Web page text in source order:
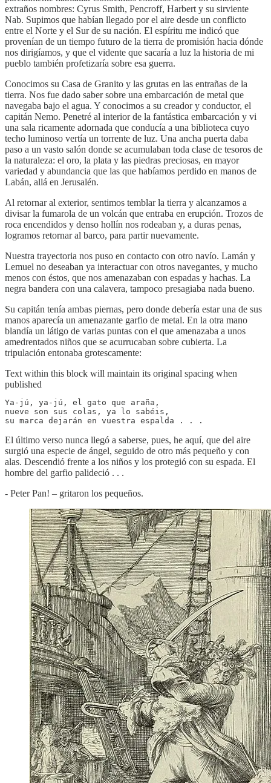
extraños nombres: Cyrus Smith, Pencroff, Harbert y su sirviente
Nab. Supimos que habían llegado por el aire desde un conflicto
entre el Norte y el Sur de su nación. El espíritu me indicó que
provenían de un tiempo futuro de la tierra de promisión hacia dónde
nos dirigíamos, y que el vidente que sacaría a luz la historia de mi
pueblo también profetizaría sobre esa guerra.
Conocimos su Casa de Granito y las grutas en las entrañas de la
tierra. Nos fue dado saber sobre una embarcación de metal que
navegaba bajo el agua. Y conocimos a su creador y conductor, el
capitán Nemo. Penetré al interior de la fantástica embarcación y vi
una sala ricamente adornada que conducía a una biblioteca cuyo
techo luminoso vertía un torrente de luz. Una ancha puerta daba
paso a un vasto salón donde se acumulaban toda clase de tesoros de
la naturaleza: el oro, la plata y las piedras preciosas, en mayor
variedad y abundancia que las que habíamos perdido en manos de
Labán, allá en Jerusalén.
Al retornar al exterior, sentimos temblar la tierra y alcanzamos a
divisar la fumarola de un volcán que entraba en erupción. Trozos de
roca encendidos y denso hollín nos rodeaban y, a duras penas,
logramos retornar al barco, para partir nuevamente.
Nuestra trayectoria nos puso en contacto con otro navío. Lamán y
Lemuel no deseaban ya interactuar con otros navegantes, y mucho
menos con éstos, que nos amenazaban con espadas y hachas. La
negra bandera con una calavera, tampoco presagiaba nada bueno.
Su capitán tenía ambas piernas, pero donde debería estar una de sus
manos aparecía un amenazante garfio de metal. En la otra mano
blandía un látigo de varias puntas con el que amenazaba a unos
amedrentados niños que se acurrucaban sobre cubierta. La
tripulación entonaba grotescamente:
Text within this block will maintain its original spacing when
published
Ya-jú, ya-jú, el gato que araña,
nueve son sus colas, ya lo sabéis,
su marca dejarán en vuestra espalda . . .
El último verso nunca llegó a saberse, pues, he aquí, que del aire
surgió una especie de ángel, seguido de otro más pequeño y con
alas. Descendió frente a los niños y los protegió con su espada. El
hombre del garfio palideció . . .
- Peter Pan! – gritaron los pequeños.